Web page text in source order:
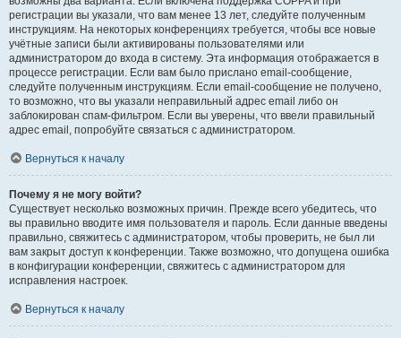
регистрации вы указали, что вам менее 13 лет, следуйте полученным
инструкциям. На некоторых конференциях требуется, чтобы все новые
учётные записи были активированы пользователями или
администратором до входа в систему. Эта информация отображается в
процессе регистрации. Если вам было прислано email-сообщение,
следуйте полученным инструкциям. Если email-сообщение не получено,
то возможно, что вы указали неправильный адрес email либо он
заблокирован спам-фильтром. Если вы уверены, что ввели правильный
адрес email, попробуйте связаться с администратором.
Вернуться к началу
Почему я не могу войти?
Существует несколько возможных причин. Прежде всего убедитесь, что
вы правильно вводите имя пользователя и пароль. Если данные введены
правильно, свяжитесь с администратором, чтобы проверить, не был ли
вам закрыт доступ к конференции. Также возможно, что допущена ошибка
в конфигурации конференции, свяжитесь с администратором для
исправления настроек.
Вернуться к началу